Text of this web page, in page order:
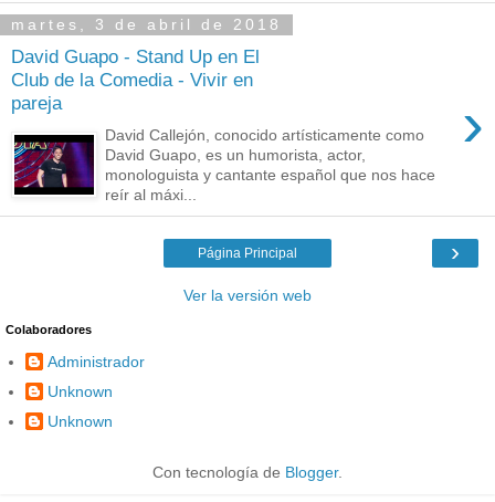
martes, 3 de abril de 2018
David Guapo - Stand Up en El
Club de la Comedia - Vivir en
pareja
›
David Callejón, conocido artísticamente como
David Guapo, es un humorista, actor,
monologuista y cantante español que nos hace
reír al máxi...
›
Página Principal
Ver la versión web
Colaboradores
Administrador
Unknown
Unknown
Con tecnología de Blogger.